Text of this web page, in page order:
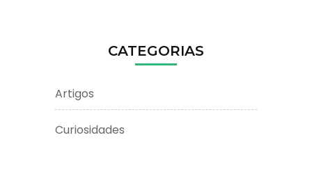
CATEGORIAS
Artigos
Curiosidades